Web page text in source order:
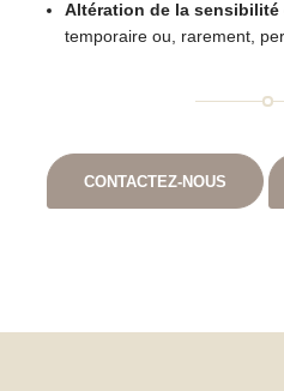
Altération de la sensibilité
temporaire ou, rarement,
CONTACTEZ-NOUS